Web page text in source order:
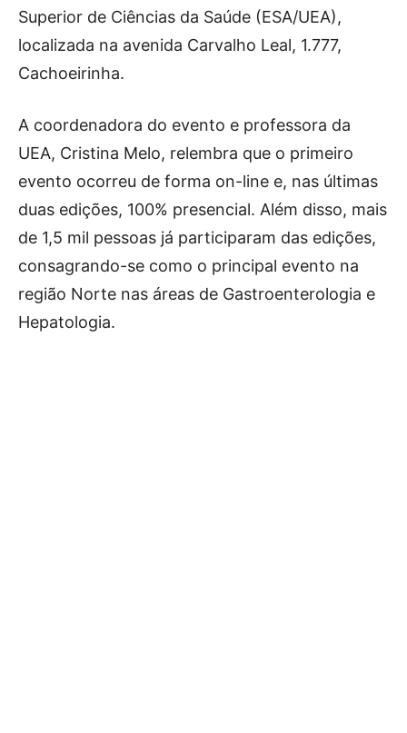
Superior de Ciências da Saúde (ESA/UEA),
localizada na avenida Carvalho Leal, 1.777,
Cachoeirinha.
A coordenadora do evento e professora da
UEA, Cristina Melo, relembra que o primeiro
evento ocorreu de forma on-line e, nas últimas
duas edições, 100% presencial. Além disso, mais
de 1,5 mil pessoas já participaram das edições,
consagrando-se como o principal evento na
região Norte nas áreas de Gastroenterologia e
Hepatologia.